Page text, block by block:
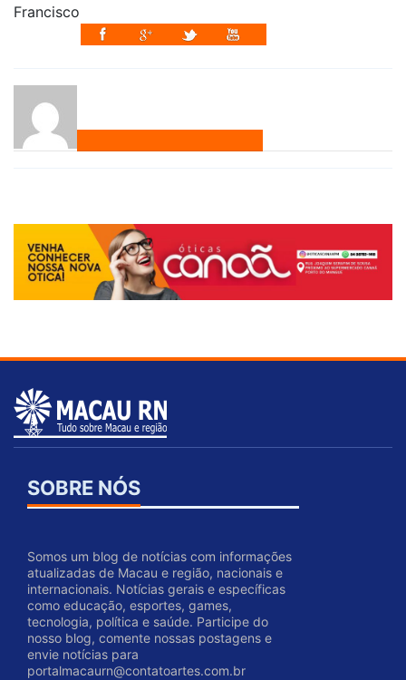
SOBRE NÓS
Somos um blog de notícias com informações
atualizadas de Macau e região, nacionais e
internacionais. Notícias gerais e específicas
como educação, esportes, games,
tecnologia, política e saúde. Participe do
nosso blog, comente nossas postagens e
envie notícias para
portalmacaurn@contatoartes.com.br